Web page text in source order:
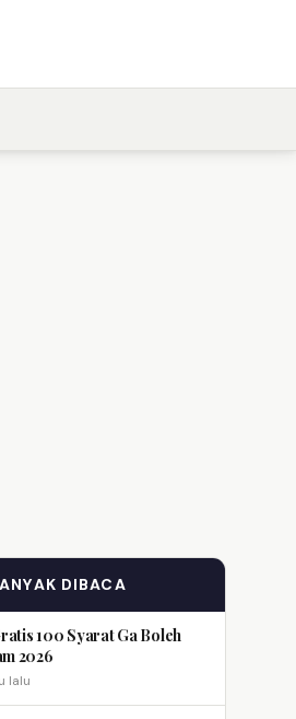
DIBACA
100 Syarat Ga Boleh
2026
lalu